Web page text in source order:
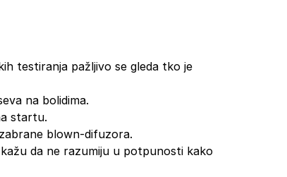
testiranja pažljivo se gleda tko je
na bolidima.
startu.
blown-difuzora.
da ne razumiju u potpunosti kako